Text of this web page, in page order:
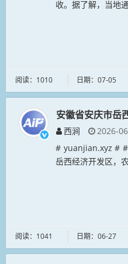
收。据了解，当地
阅读：1010 日期：07-05
安徽省安庆市岳
西涧
2026-
# yuanjian.xyz #
岳西经济开发区，
阅读：1041 日期：06-27